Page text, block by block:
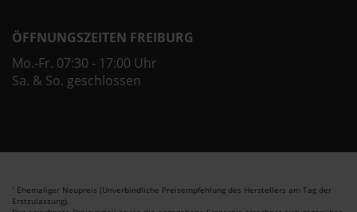
ÖFFNUNGSZEITEN FREIBURG
Mo.-Fr. 07:30 - 17:00 Uhr
Sa. & So. geschlossen
1 Ehemaliger Neupreis (Unverbindliche Preisempfehlung des Herstellers am Tag der
Erstzulassung).